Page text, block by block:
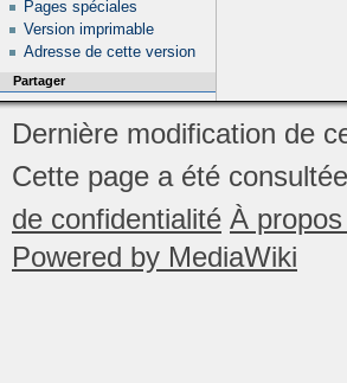
Pages spéciales
Version imprimable
Adresse de cette version
Partager
Dernière modification de
Cette page a été
de confidentialité À
Powered by MediaWiki